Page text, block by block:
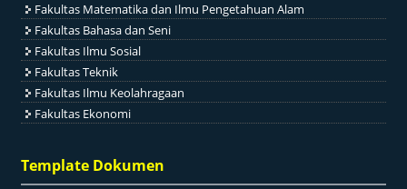
Fakultas Matematika dan Ilmu Pengetahuan Alam
Fakultas Bahasa dan Seni
Fakultas Ilmu Sosial
Fakultas Teknik
Fakultas Ilmu Keolahragaan
Fakultas Ekonomi
Template Dokumen